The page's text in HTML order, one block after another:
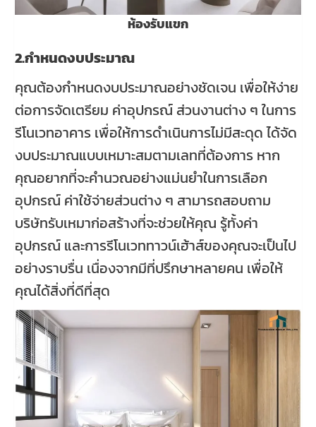
ห้องรับแขก
2.กำหนดงบประมาณ
คุณต้องกำหนดงบประมาณอย่างชัดเจน เพื่อให้ง่าย
ต่อการจัดเตรียม ค่าอุปกรณ์ ส่วนงานต่าง ๆ ในการ
รีโนเวทอาคาร เพื่อให้การดำเนินการไม่มีสะดุด ได้จัด
งบประมาณแบบเหมาะสมตามเลทที่ต้องการ หาก
คุณอยากที่จะคำนวณอย่างแม่นยำในการเลือก
อุปกรณ์ ค่าใช้จ่ายส่วนต่าง ๆ สามารถสอบถาม
บริษัทรับเหมาก่อสร้างที่จะช่วยให้คุณ รู้ทั้งค่า
อุปกรณ์ และการรีโนเวททาวน์เฮ้าส์ของคุณจะเป็นไป
อย่างราบรื่น เนื่องจากมีที่ปรึกษาหลายคน เพื่อให้
คุณได้สิ่งที่ดีที่สุด